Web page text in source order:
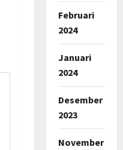
Februari
2024
Januari
2024
Desember
2023
November